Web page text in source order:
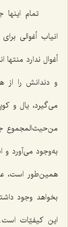
تمام
انیاب أغوالی
أغوال ندارد
و دندانش را از
مى‌گیرد، یال و
من‌حیث‌المجموع
به‌وجود مى‌آورد و
همین‌طور است،
بخواهد وجود
این کیفیّات